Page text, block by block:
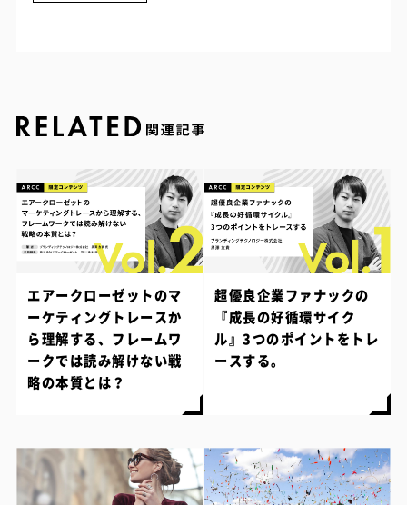
エアークローゼットのマ
ーケティングトレースか
ら理解する、フレームワ
ークでは読み解けない戦
略の本質とは？
超優良企業ファナックの
『成長の好循環サイク
ル』3つのポイントをトレ
ースする。